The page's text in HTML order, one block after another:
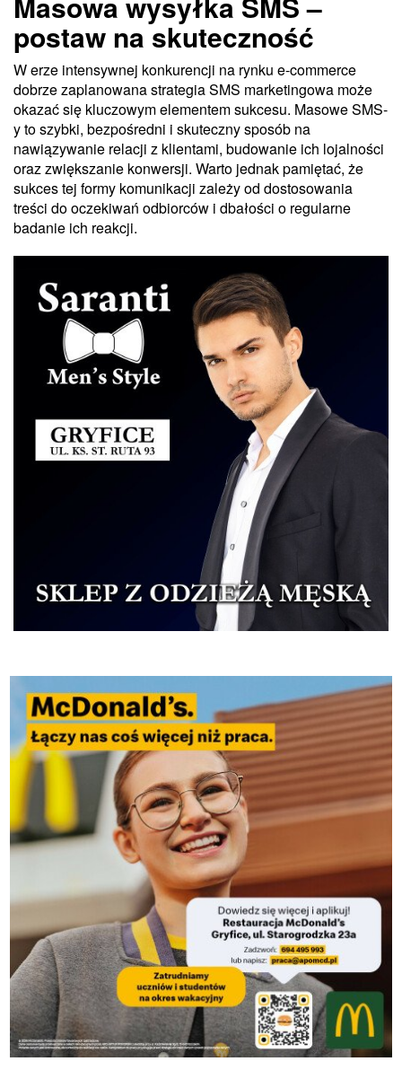
postaw na skuteczność
W erze intensywnej konkurencji na rynku e-commerce
dobrze zaplanowana strategia SMS marketingowa może
okazać się kluczowym elementem sukcesu. Masowe SMS-
y to szybki, bezpośredni i skuteczny sposób na
nawiązywanie relacji z klientami, budowanie ich lojalności
oraz zwiększanie konwersji. Warto jednak pamiętać, że
sukces tej formy komunikacji zależy od dostosowania
treści do oczekiwań odbiorców i dbałości o regularne
badanie ich reakcji.